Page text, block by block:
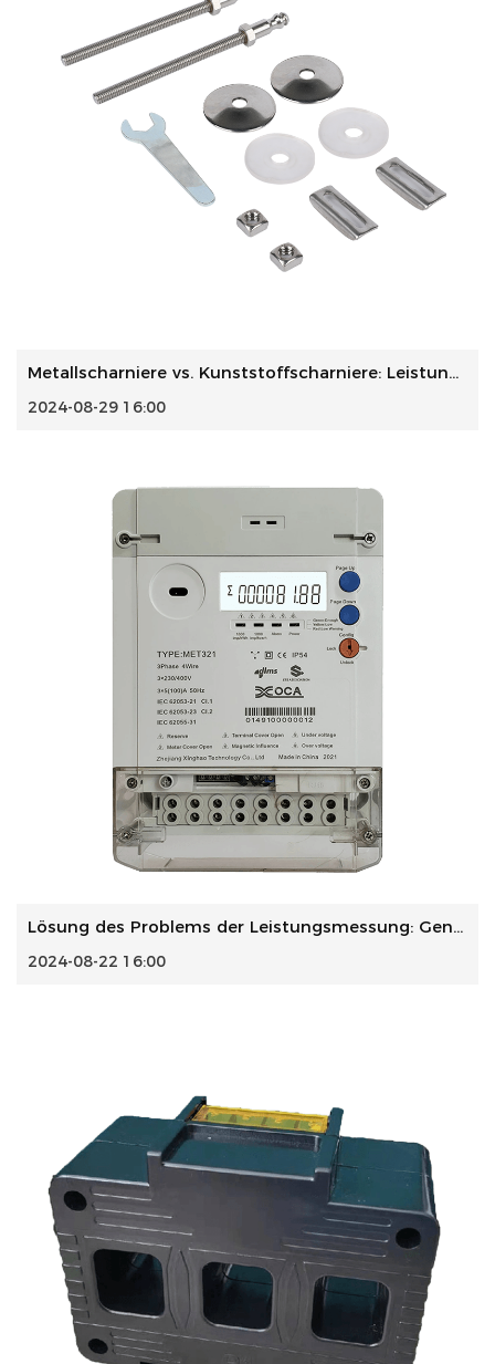
Metallscharniere vs. Kunststoffscharniere: Leistungsvergle...
2024-08-29 16:00
Lösung des Problems der Leistungsmessung: Genaue Messung u...
2024-08-22 16:00